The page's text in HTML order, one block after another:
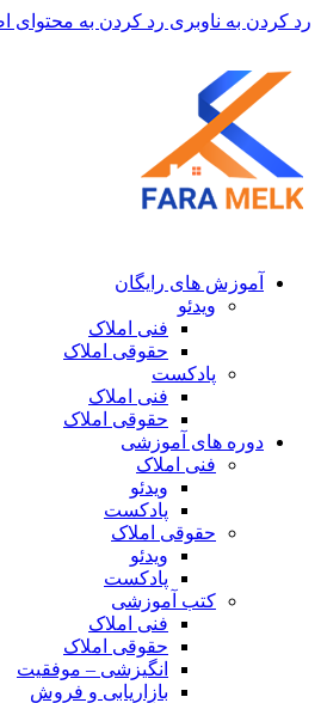
رد کردن به ناوبری رد کردن به محتوای
آموزش های رایگان
ویدئو
فنی املاک
حقوقی املاک
پادکست
فنی املاک
حقوقی املاک
دوره های آموزشی
فنی املاک
ویدئو
پادکست
حقوقی املاک
ویدئو
پادکست
کتب آموزشی
فنی املاک
حقوقی املاک
انگیزشی – موفقیت
بازاریابی و فروش